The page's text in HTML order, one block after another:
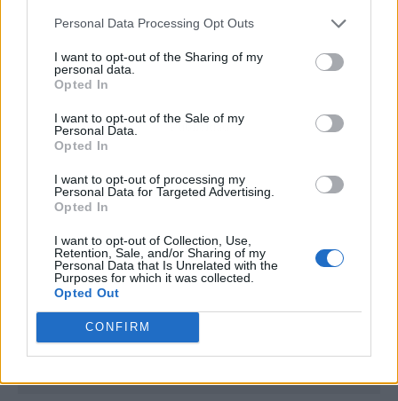
Personal Data Processing Opt Outs
I want to opt-out of the Sharing of my
personal data.
Opted In
I want to opt-out of the Sale of my
Personal Data.
Opted In
I want to opt-out of processing my
Personal Data for Targeted Advertising.
Opted In
I want to opt-out of Collection, Use,
Retention, Sale, and/or Sharing of my
Personal Data that Is Unrelated with the
Purposes for which it was collected.
Opted Out
CONFIRM
Publicidad